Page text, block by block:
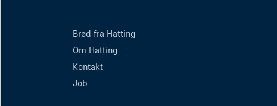
Brød fra Hatting
Om Hatting
Kontakt
Job